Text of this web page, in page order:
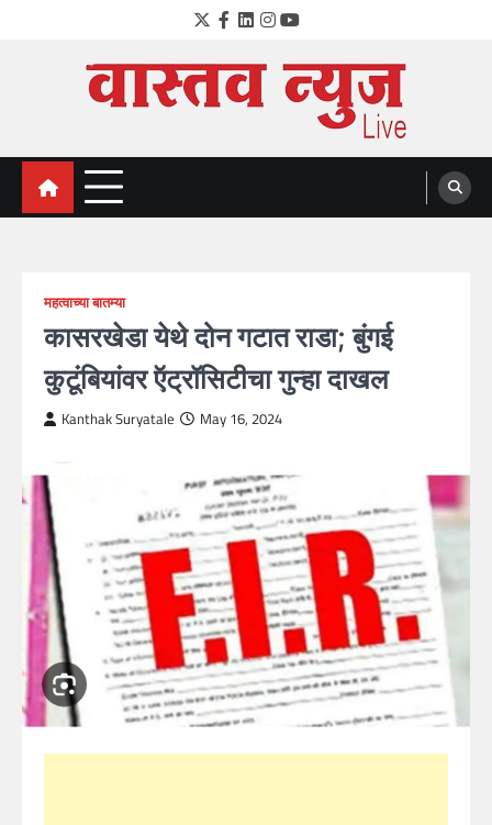
Twitter
Facebook
LinkedIn
Instagram
YouTube
VastavNEWSLive.com
a leading NEWS portal of Maharahstra
महत्वाच्या बातम्या
कासरखेडा येथे दोन गटात राडा; बुंगई
कुटूंबियांवर ऍट्रॉसिटीचा गुन्हा दाखल
Kanthak Suryatale May 16, 2024